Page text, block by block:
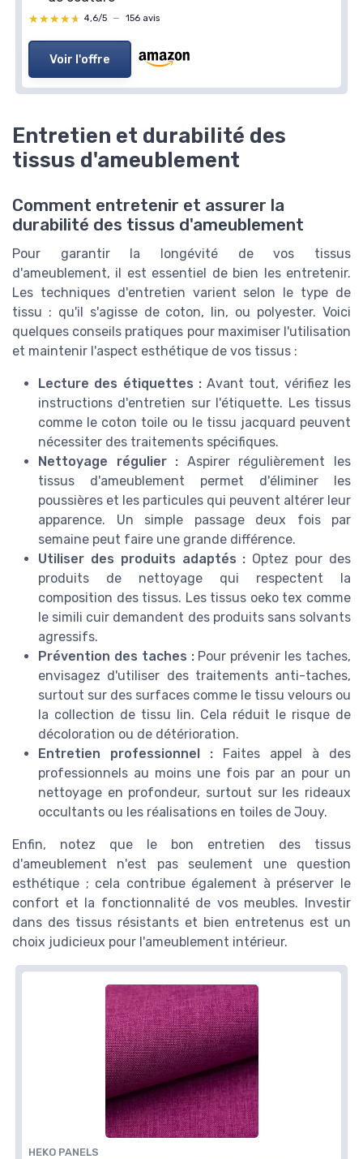
★★★★★
★★★★★ 4,6/5 — 156 avis
Voir l'offre
Entretien et durabilité des
tissus d'ameublement
Comment entretenir et assurer la
durabilité des tissus d'ameublement
Pour garantir la longévité de vos tissus
d'ameublement, il est essentiel de bien les entretenir.
Les techniques d'entretien varient selon le type de
tissu : qu'il s'agisse de coton, lin, ou polyester. Voici
quelques conseils pratiques pour maximiser l'utilisation
et maintenir l'aspect esthétique de vos tissus :
Lecture des étiquettes :Avant tout, vérifiez les
instructions d'entretien sur l'étiquette. Les tissus
comme le coton toile ou le tissu jacquard peuvent
nécessiter des traitements spécifiques.
Nettoyage régulier : Aspirer régulièrement les
tissus d'ameublement permet d'éliminer les
poussières et les particules qui peuvent altérer leur
apparence. Un simple passage deux fois par
semaine peut faire une grande différence.
Utiliser des produits adaptés : Optez pour des
produits de nettoyage qui respectent la
composition des tissus. Les tissus oeko tex comme
le simili cuir demandent des produits sans solvants
agressifs.
Prévention des taches :Pour prévenir les taches,
envisagez d'utiliser des traitements anti-taches,
surtout sur des surfaces comme le tissu velours ou
la collection de tissu lin. Cela réduit le risque de
décoloration ou de détérioration.
Entretien professionnel : Faites appel à des
professionnels au moins une fois par an pour un
nettoyage en profondeur, surtout sur les rideaux
occultants ou les réalisations en toiles de Jouy.
Enfin, notez que le bon entretien des tissus
d'ameublement n'est pas seulement une question
esthétique ; cela contribue également à préserver le
confort et la fonctionnalité de vos meubles. Investir
dans des tissus résistants et bien entretenus est un
choix judicieux pour l'ameublement intérieur.
HEKO PANELS